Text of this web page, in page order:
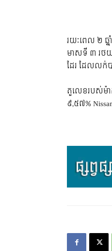
រយៈពេល ២ ឆ្
មាស​ទី ៣ រថយ
ដែរ ដែល​លក់​
តួ​លេខ​របស់​ម៉ា
៩,៥៧%